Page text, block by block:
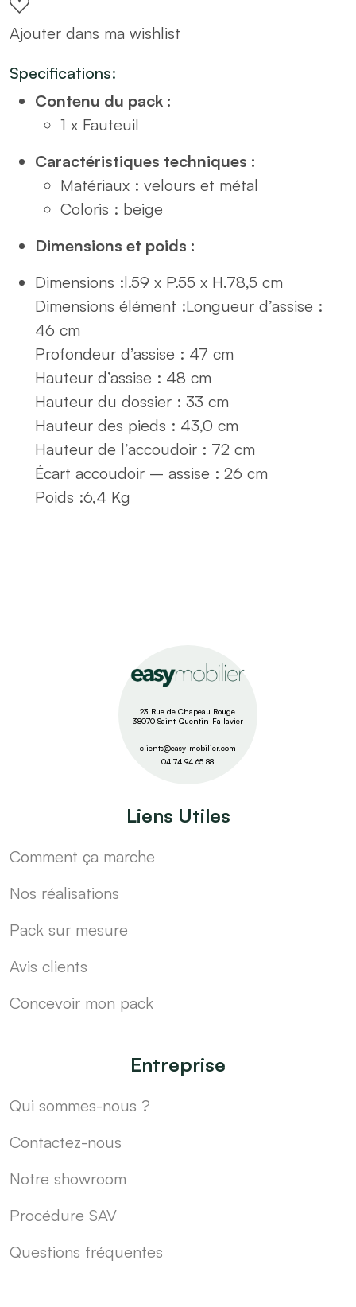
beige
quantity
Ajouter dans ma wishlist
Specifications:
Contenu du pack :
1 x Fauteuil
Caractéristiques techniques :
Matériaux : velours et métal
Coloris : beige
Dimensions et poids :
Dimensions :l.59 x P.55 x H.78,5 cm
Dimensions élément :Longueur d’assise :
46 cm
Profondeur d’assise : 47 cm
Hauteur d’assise : 48 cm
Hauteur du dossier : 33 cm
Hauteur des pieds : 43,0 cm
Hauteur de l’accoudoir : 72 cm
Écart accoudoir – assise : 26 cm
Poids :6,4 Kg
23 Rue de Chapeau Rouge
38070 Saint-Quentin-Fallavier
clients@easy-mobilier.com
04 74 94 65 88
Liens Utiles
Comment ça marche
Nos réalisations
Pack sur mesure
Avis clients
Concevoir mon pack
Entreprise
Qui sommes-nous ?
Contactez-nous
Notre showroom
Procédure SAV
Questions fréquentes